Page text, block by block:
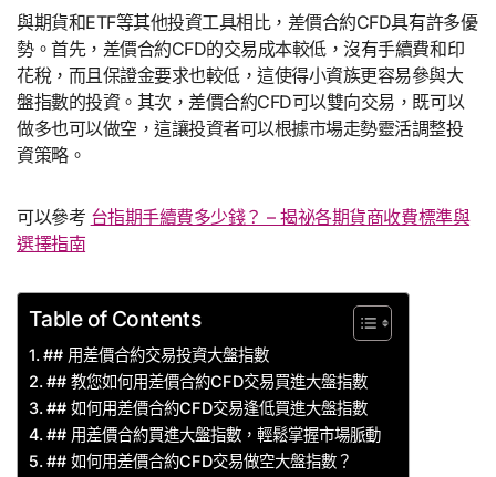
與期貨和ETF等其他投資工具相比，差價合約CFD具有許多優
勢。首先，差價合約CFD的交易成本較低，沒有手續費和印
花稅，而且保證金要求也較低，這使得小資族更容易參與大
盤指數的投資。其次，差價合約CFD可以雙向交易，既可以
做多也可以做空，這讓投資者可以根據市場走勢靈活調整投
資策略。
可以參考 台指期手續費多少錢？ – 揭祕各期貨商收費標準與
選擇指南
Table of Contents
## 用差價合約交易投資大盤指數
## 教您如何用差價合約CFD交易買進大盤指數
## 如何用差價合約CFD交易逢低買進大盤指數
## 用差價合約買進大盤指數，輕鬆掌握市場脈動
## 如何用差價合約CFD交易做空大盤指數？